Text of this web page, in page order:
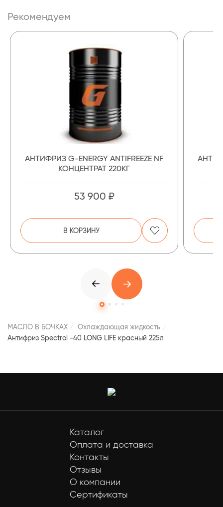
Рекомендуем
АНТИФРИЗ G-ENERGY ANTIFREEZE NF
КОНЦЕНТРАТ 220КГ
53 900 ₽
В КОРЗИНУ
МАСЛО В БОЧКАХ
Охлаждающая жидкость
Антифриз Spectrol -40 LONG LIFE красный 225л
Каталог
Оплата и доставка
Контакты
Отзывы
О компании
Сертификаты